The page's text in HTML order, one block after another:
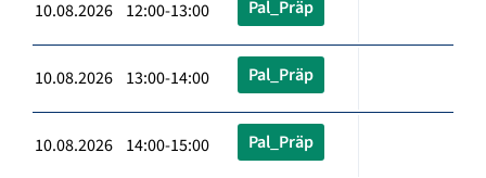
10.08.2026 12:00-13:00 Pal_Präp
10.08.2026 13:00-14:00 Pal_Präp
10.08.2026 14:00-15:00 Pal_Präp